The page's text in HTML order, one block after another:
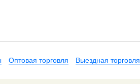
Оптовая торговля Выездная торговля